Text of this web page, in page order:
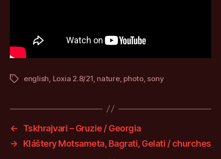
Štítkyenglish Loxia 2.8/21 nature, photo, sony
←
Tskhrajvari – Gruzie / Georgia
→
Kláštery Motsameta, Bagrati, Gelati / churches